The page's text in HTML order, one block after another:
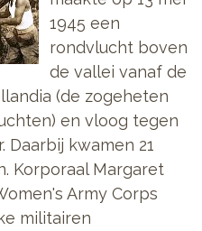
1945 een
rondvlucht boven
de vallei vanaf de
(de zogeheten
en vloog tegen
kwamen 21
Korporaal Margaret
Army Corps
militairen